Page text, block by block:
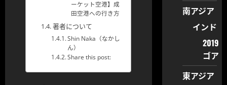
ーケット空港】成
田空港への行き方
著者について
Shin Naka（なかし
ん）
Share this post:
南アジア
インド
2019
ゴア
東アジア